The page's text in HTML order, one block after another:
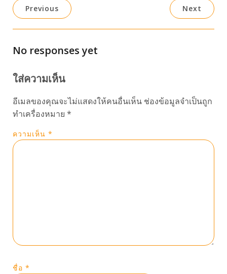
Previous Next
No responses yet
ใส่ความเห็น
อีเมลของคุณจะไม่แสดงให้คนอื่นเห็น ช่องข้อมูลจำเป็นถูก
ทำเครื่องหมาย *
ความเห็น *
ชื่อ *